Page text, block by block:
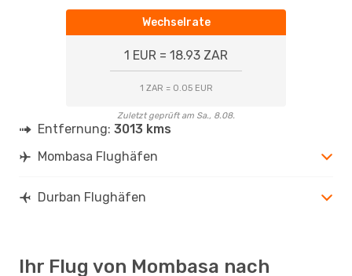
Wechselrate
1 EUR = 18.93 ZAR
1 ZAR = 0.05 EUR
Zuletzt geprüft am Sa., 8.08.
Entfernung: 3013 kms
Mombasa Flughäfen
Durban Flughäfen
Ihr Flug von Mombasa nach